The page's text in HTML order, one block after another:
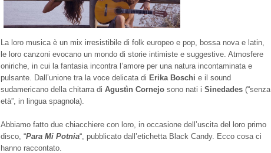
La loro musica è un mix irresistibile di folk europeo e pop, bossa nova e latin,
le loro canzoni evocano un mondo di storie intimiste e suggestive. Atmosfere
oniriche, in cui la fantasia incontra l’amore per una natura incontaminata e
pulsante. Dall’unione tra la voce delicata di Erika Boschi e il sound
sudamericano della chitarra di Agustìn Cornejo sono nati i Sinedades (“senza
età”, in lingua spagnola).
Abbiamo fatto due chiacchiere con loro, in occasione dell’uscita del loro primo
disco, “Para Mi Potnia“, pubblicato dall’etichetta Black Candy. Ecco cosa ci
hanno raccontato.